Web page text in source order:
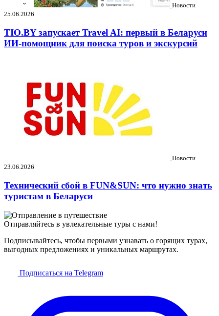
Новости
25.06.2026
TIO.BY запускает Travel AI: первый в Беларуси
ИИ-помощник для поиска туров и экскурсий
Новости
23.06.2026
Технический сбой в FUN&SUN: что нужно знать
туристам в Беларуси
Отправляйтесь в увлекательные туры с нами!
Подписывайтесь, чтобы первыми узнавать о горящих турах,
выгодных предложениях и уникальных маршрутах.
Подписаться на Telegram